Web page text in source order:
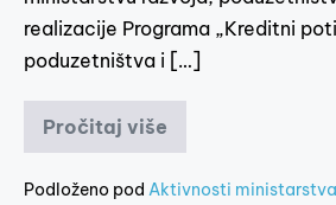
realizacije Programa „Kreditni
poduzetništva i […]
Pročitaj više
Podloženo pod Aktivnosti ministarstva